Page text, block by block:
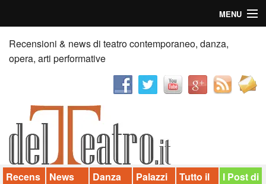
MENU
Home
Recensioni
News
Palazzi consiglia
Video
Recensioni & news di teatro contemporaneo, danza,
opera, arti performative
Recens
News Danza
Palazzi
Tutto il
I Post di